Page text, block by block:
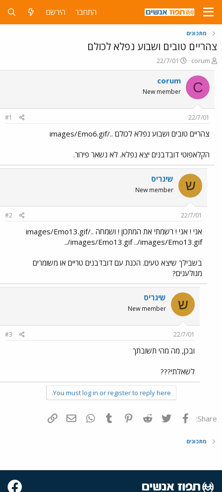
התחבר הירשם
מתכונים
צהריים טובים ושבוע נפלא לכולם
פ
ו
ת
ח
ה
ש
א
corum
פ
ו
ר
ם
ר
22/7/01
C
corum
New member
22/7/01
#1
צהריים טובים ושבוע נפלא לכולם ../images/Emo6.gif
הקלאפוטי דובדבנים יצא נפלא. לא נשאר פירור.
ש שיגריס
New member
22/7/01
#2
אני ! אני ! רשמתי את המתכון ! ושמחה ../images/Emo13.gif
../images/Emo13.gif ../images/Emo13.gif
בשבילך שיצא טעים. הכנת עם דובדבנים טריים או משומרים
מגולענים?
ש שיגריס
New member
22/7/01
#3
ובכן, מה מהי תשובתך
לשאלתי???
You must log in or register to reply here.
Share: פייסבוק Twitter
Reddit
Pinterest
Tumblr
WhatsAppדואר אלקטרוני
מתכונים